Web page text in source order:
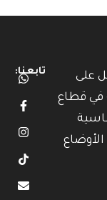
على
في قطاع
تابعنا: